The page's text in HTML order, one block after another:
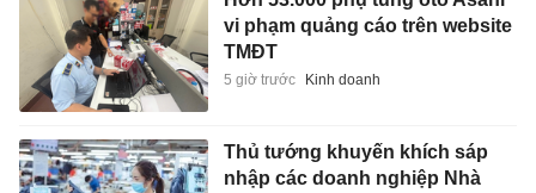
vi phạm quảng cáo trên website
TMĐT
5 giờ trước Kinh doanh
Thủ tướng khuyến khích sáp
nhập các doanh nghiệp Nhà